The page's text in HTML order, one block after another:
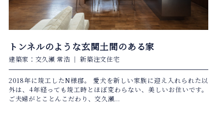
トンネルのような玄関土間のある家
建築家：交久瀬 常浩｜新築注文住宅
2018年に竣工したN様邸。 愛犬を新しい家族に迎え入れられた以
外は、4年経っても竣工時とほぼ変わらない、美しいお住いです。
ご夫婦がとことんこだわり、交久瀬...